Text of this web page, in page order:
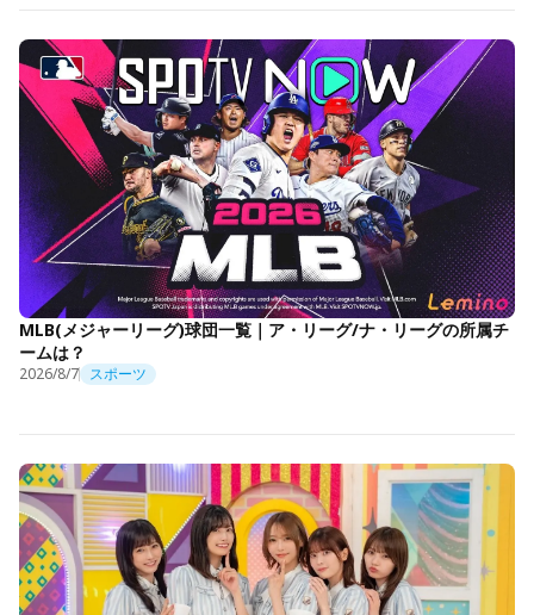
MLB(メジャーリーグ)球団一覧｜ア・リーグ/ナ・リーグの所属チ
ームは？
2026/8/7 スポーツ